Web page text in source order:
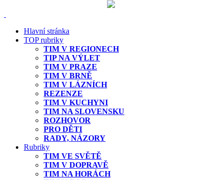
Hlavní stránka
TOP rubriky
TIM V REGIONECH
TIP NA VÝLET
TIM V PRAZE
TIM V BRNĚ
TIM V LÁZNÍCH
REZENZE
TIM V KUCHYNI
TIM NA SLOVENSKU
ROZHOVOR
PRO DĚTI
RADY, NÁZORY
Rubriky
TIM VE SVĚTĚ
TIM V DOPRAVĚ
TIM NA HORÁCH